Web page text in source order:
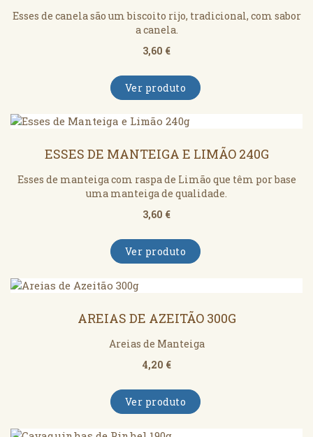
Esses de canela são um biscoito rijo, tradicional, com sabor
a canela.
3,60 €
Ver produto
ESSES DE MANTEIGA E LIMÃO 240G
Esses de manteiga com raspa de Limão que têm por base
uma manteiga de qualidade.
3,60 €
Ver produto
AREIAS DE AZEITÃO 300G
Areias de Manteiga
4,20 €
Ver produto